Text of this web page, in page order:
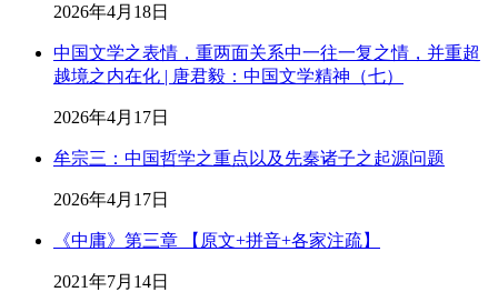
2026年4月18日
中国文学之表情，重两面关系中一往一复之情，并重超
越境之内在化 | 唐君毅：中国文学精神（七）
2026年4月17日
牟宗三：中国哲学之重点以及先秦诸子之起源问题
2026年4月17日
《中庸》第三章 【原文+拼音+各家注疏】
2021年7月14日